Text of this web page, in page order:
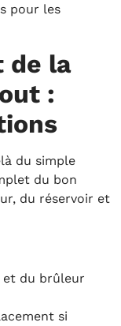
pour les
de la
:
du simple
du bon
du réservoir et
et du brûleur
si